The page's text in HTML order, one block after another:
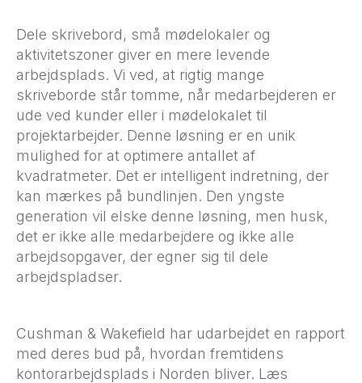
Dele skrivebord, små mødelokaler og
aktivitetszoner giver en mere levende
arbejdsplads. Vi ved, at rigtig mange
skriveborde står tomme, når medarbejderen er
ude ved kunder eller i mødelokalet til
projektarbejder. Denne løsning er en unik
mulighed for at optimere antallet af
kvadratmeter. Det er intelligent indretning, der
kan mærkes på bundlinjen. Den yngste
generation vil elske denne løsning, men husk,
det er ikke alle medarbejdere og ikke alle
arbejdsopgaver, der egner sig til dele
arbejdspladser.
Cushman & Wakefield har udarbejdet en rapport
med deres bud på, hvordan fremtidens
kontorarbejdsplads i Norden bliver. Læs